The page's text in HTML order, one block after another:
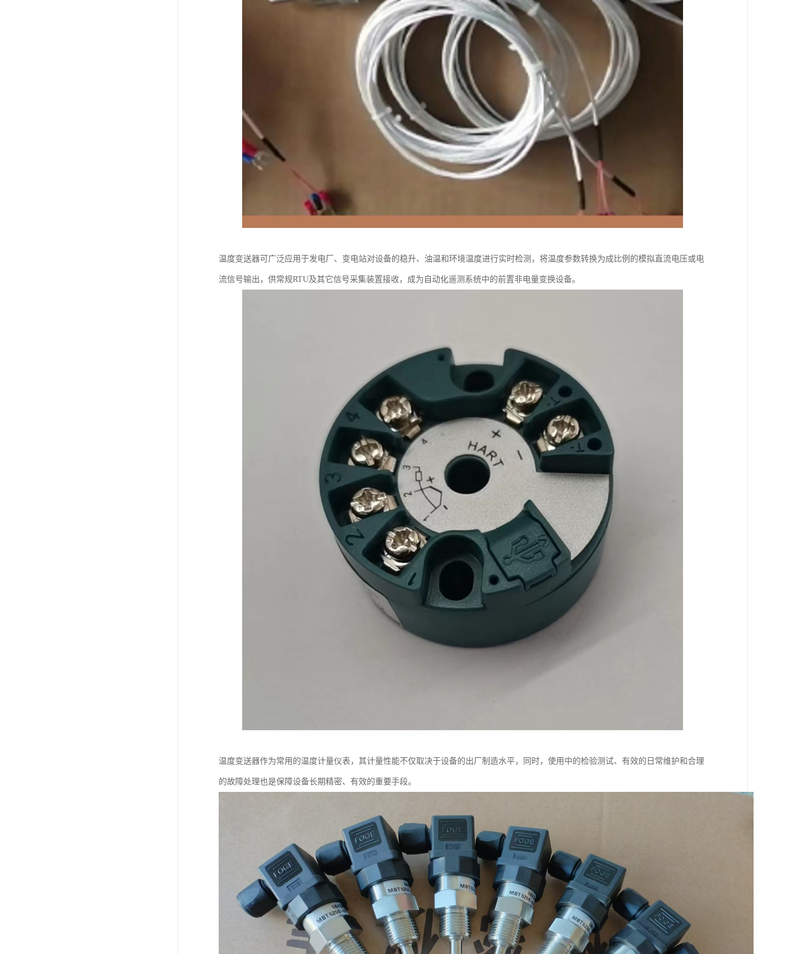
温度变送器可广泛应用于发电厂、变电站对设备的稳升、油温和环境温度进行实时检测，将温度参数转换为成比例的模拟直流电压或电
流信号输出，供常规RTU及其它信号采集装置接收，成为自动化遥测系统中的前置非电量变换设备。
温度变送器作为常用的温度计量仪表，其计量性能不仅取决于设备的出厂制造水平，同时，使用中的检验测试、有效的日常维护和合理
的故障处理也是保障设备长期精密、有效的重要手段。